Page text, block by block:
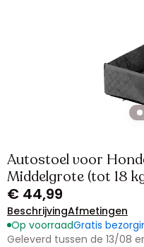
Autostoel voor
Middelgrote (tot 18
€ 44,99
BeschrijvingAfmetingen
Op voorraadGratis
Geleverd tussen de 13/08